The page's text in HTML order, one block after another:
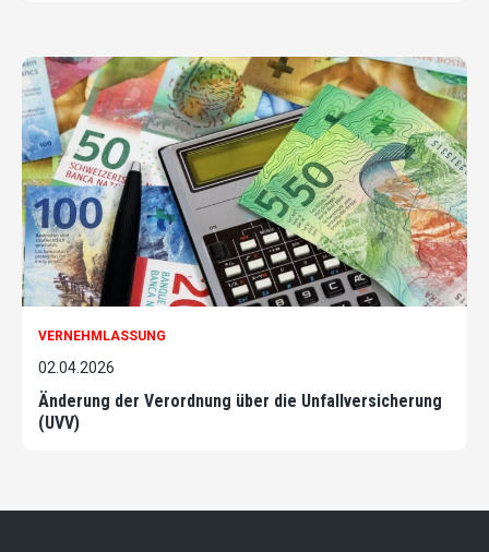
VERNEHMLASSUNG
02.04.2026
Änderung der Verordnung über die Unfallversicherung
(UVV)